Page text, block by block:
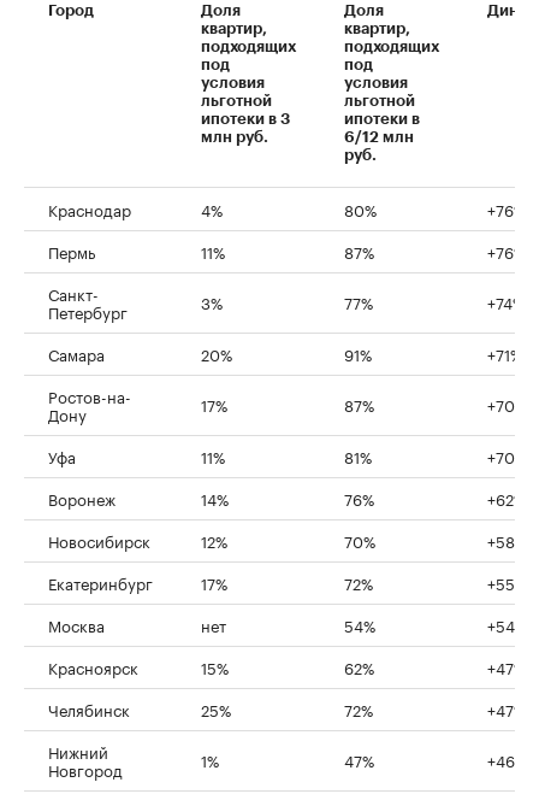
Город
Доля
квартир,
подходящих
под
условия
льготной
ипотеки в 3
млн руб.
Доля
квартир,
подходящих
под
условия
льготной
ипотеки в
6/12 млн
руб.
Краснодар 4% 80%
+76%
Пермь
11% 87%
+76%
Санкт-
Петербург 3% 77% +74%
Самара 20% 91%
+71%
Ростов-на-
Дону 17% 87% +70%
Уфа 11% 81%
+70%
Воронеж
14% 76%
+62%
Новосибирск
12% 70%
+58%
Екатеринбург
17% 72%
+55%
Москва
нет 54%
+54%
Красноярск
15% 62%
+47%
Челябинск
25% 72%
+47%
Нижний
Новгород 1% 47% +46%